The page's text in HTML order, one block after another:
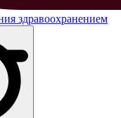
здравоохранением